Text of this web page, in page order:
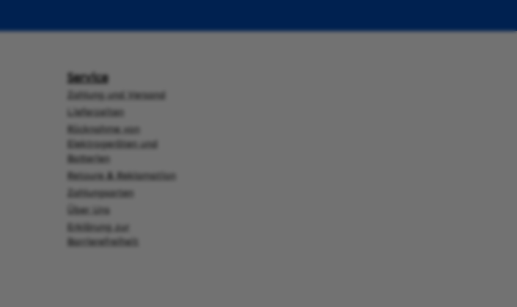
Link)Tab (externer Link)
Service
Zahlung und Versand
Lieferzeiten
Rücknahme von
Elektrogeräten und
Batterien
Retoure & Reklamation
Zahlungsarten
Über Uns
Erklärung zur
Barrierefreiheit